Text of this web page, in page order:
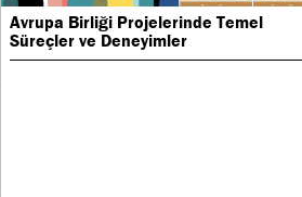
Avrupa Birliği Projelerinde Temel
Süreçler ve Deneyimler